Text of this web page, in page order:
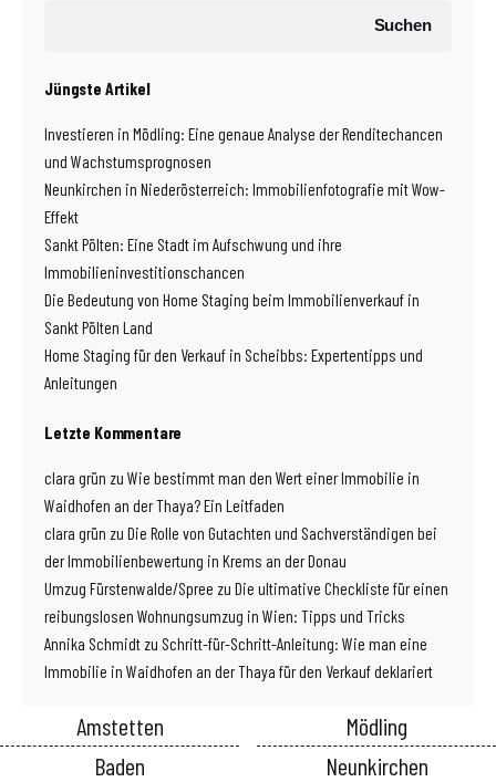
Suchen
Jüngste Artikel
Investieren in Mödling: Eine genaue Analyse der Renditechancen
und Wachstumsprognosen
Neunkirchen in Niederösterreich: Immobilienfotografie mit Wow-
Effekt
Sankt Pölten: Eine Stadt im Aufschwung und ihre
Immobilieninvestitionschancen
Die Bedeutung von Home Staging beim Immobilienverkauf in
Sankt Pölten Land
Home Staging für den Verkauf in Scheibbs: Expertentipps und
Anleitungen
Letzte Kommentare
clara grün zu Wie bestimmt man den Wert einer Immobilie in
Waidhofen an der Thaya? Ein Leitfaden
clara grün zu Die Rolle von Gutachten und Sachverständigen bei
der Immobilienbewertung in Krems an der Donau
Umzug Fürstenwalde/Spree zu Die ultimative Checkliste für einen
reibungslosen Wohnungsumzug in Wien: Tipps und Tricks
Annika Schmidt zu Schritt-für-Schritt-Anleitung: Wie man eine
Immobilie in Waidhofen an der Thaya für den Verkauf deklariert
Amstetten
Baden
Mödling
Neunkirchen